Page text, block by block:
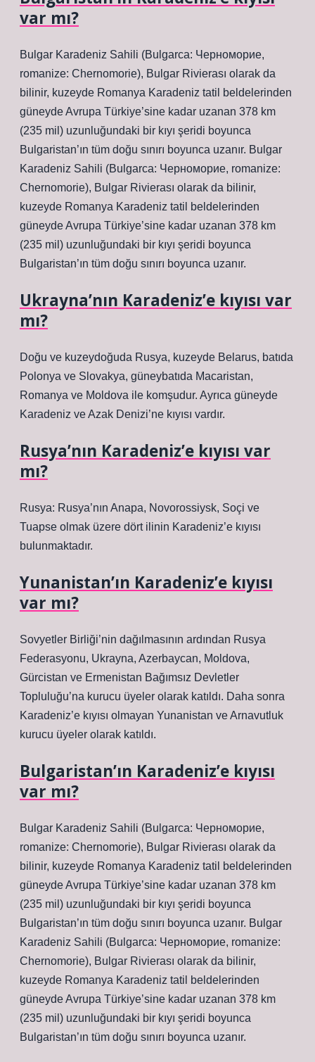
var mı?
Bulgar Karadeniz Sahili (Bulgarca: Черноморие,
romanize: Chernomorie), Bulgar Rivierası olarak da
bilinir, kuzeyde Romanya Karadeniz tatil beldelerinden
güneyde Avrupa Türkiye’sine kadar uzanan 378 km
(235 mil) uzunluğundaki bir kıyı şeridi boyunca
Bulgaristan’ın tüm doğu sınırı boyunca uzanır. Bulgar
Karadeniz Sahili (Bulgarca: Черноморие, romanize:
Chernomorie), Bulgar Rivierası olarak da bilinir,
kuzeyde Romanya Karadeniz tatil beldelerinden
güneyde Avrupa Türkiye’sine kadar uzanan 378 km
(235 mil) uzunluğundaki bir kıyı şeridi boyunca
Bulgaristan’ın tüm doğu sınırı boyunca uzanır.
Ukrayna’nın Karadeniz’e kıyısı var
mı?
Doğu ve kuzeydoğuda Rusya, kuzeyde Belarus, batıda
Polonya ve Slovakya, güneybatıda Macaristan,
Romanya ve Moldova ile komşudur. Ayrıca güneyde
Karadeniz ve Azak Denizi’ne kıyısı vardır.
Rusya’nın Karadeniz’e kıyısı var
mı?
Rusya: Rusya’nın Anapa, Novorossiysk, Soçi ve
Tuapse olmak üzere dört ilinin Karadeniz’e kıyısı
bulunmaktadır.
Yunanistan’ın Karadeniz’e kıyısı
var mı?
Sovyetler Birliği’nin dağılmasının ardından Rusya
Federasyonu, Ukrayna, Azerbaycan, Moldova,
Gürcistan ve Ermenistan Bağımsız Devletler
Topluluğu’na kurucu üyeler olarak katıldı. Daha sonra
Karadeniz’e kıyısı olmayan Yunanistan ve Arnavutluk
kurucu üyeler olarak katıldı.
Bulgaristan’ın Karadeniz’e kıyısı
var mı?
Bulgar Karadeniz Sahili (Bulgarca: Черноморие,
romanize: Chernomorie), Bulgar Rivierası olarak da
bilinir, kuzeyde Romanya Karadeniz tatil beldelerinden
güneyde Avrupa Türkiye’sine kadar uzanan 378 km
(235 mil) uzunluğundaki bir kıyı şeridi boyunca
Bulgaristan’ın tüm doğu sınırı boyunca uzanır. Bulgar
Karadeniz Sahili (Bulgarca: Черноморие, romanize:
Chernomorie), Bulgar Rivierası olarak da bilinir,
kuzeyde Romanya Karadeniz tatil beldelerinden
güneyde Avrupa Türkiye’sine kadar uzanan 378 km
(235 mil) uzunluğundaki bir kıyı şeridi boyunca
Bulgaristan’ın tüm doğu sınırı boyunca uzanır.